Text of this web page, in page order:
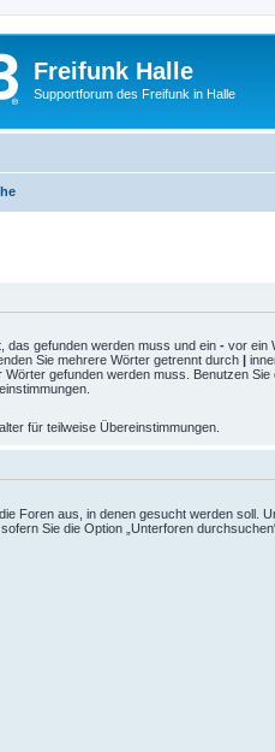
Freifunk Halle
Supportforum des Freifunk in Halle
das gefunden werden muss und ein - vor ein
Sie mehrere Wörter getrennt durch |
Wörter gefunden werden muss. Benutzen Sie
für teilweise Übereinstimmungen.
Foren aus, in denen gesucht werden soll.
Sie die Option „Unterforen